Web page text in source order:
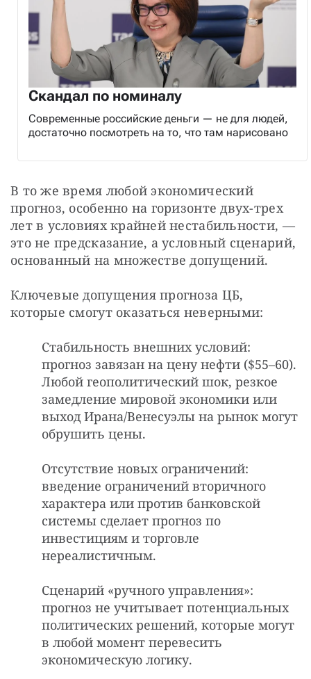
Скандал по номиналу
Современные российские деньги — не для людей,
достаточно посмотреть на то, что там нарисовано
В то же время любой экономический
прогноз, особенно на горизонте двух-трех
лет в условиях крайней нестабильности, —
это не предсказание, а условный сценарий,
основанный на множестве допущений.
Ключевые допущения прогноза ЦБ,
которые смогут оказаться неверными:
Стабильность внешних условий:
прогноз завязан на цену нефти ($55–60).
Любой геополитический шок, резкое
замедление мировой экономики или
выход Ирана/Венесуэлы на рынок могут
обрушить цены.
Отсутствие новых ограничений:
введение ограничений вторичного
характера или против банковской
системы сделает прогноз по
инвестициям и торговле
нереалистичным.
Сценарий «ручного управления»:
прогноз не учитывает потенциальных
политических решений, которые могут
в любой момент перевесить
экономическую логику.